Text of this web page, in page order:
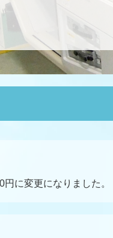
に変更になりました。